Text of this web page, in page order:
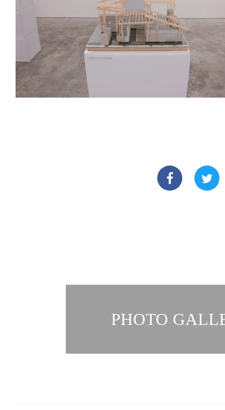
PHOTO